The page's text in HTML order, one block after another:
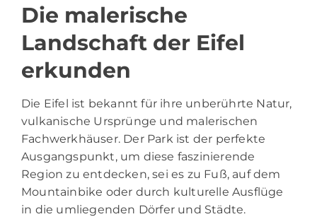
Die malerische
Landschaft der Eifel
erkunden
Die Eifel ist bekannt für ihre unberührte Natur,
vulkanische Ursprünge und malerischen
Fachwerkhäuser. Der Park ist der perfekte
Ausgangspunkt, um diese faszinierende
Region zu entdecken, sei es zu Fuß, auf dem
Mountainbike oder durch kulturelle Ausflüge
in die umliegenden Dörfer und Städte.